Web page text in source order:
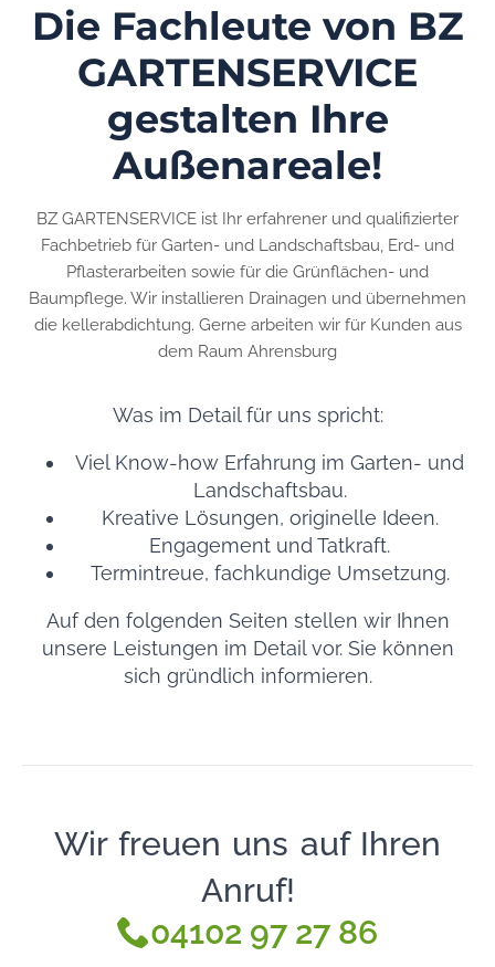
Die Fachleute von BZ
GARTENSERVICE
gestalten Ihre
Außenareale!
BZ GARTENSERVICE ist Ihr erfahrener und qualifizierter
Fachbetrieb für Garten- und Landschaftsbau, Erd- und
Pflasterarbeiten sowie für die Grünflächen- und
Baumpflege. Wir installieren Drainagen und übernehmen
die kellerabdichtung. Gerne arbeiten wir für Kunden aus
dem Raum Ahrensburg
Was im Detail für uns spricht:
Viel Know-how Erfahrung im Garten- und
Landschaftsbau.
Kreative Lösungen, originelle Ideen.
Engagement und Tatkraft.
Termintreue, fachkundige Umsetzung.
Auf den folgenden Seiten stellen wir Ihnen
unsere Leistungen im Detail vor. Sie können
sich gründlich informieren.
Wir freuen uns auf Ihren
Anruf!
04102 97 27 86